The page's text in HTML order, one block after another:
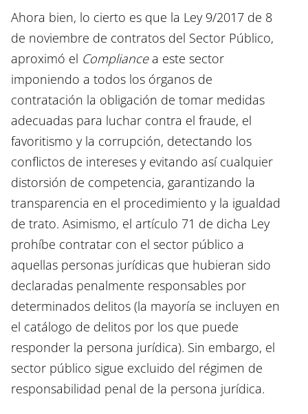
Ahora bien, lo cierto es que la Ley 9/2017 de 8
de noviembre de contratos del Sector Público,
aproximó el Compliancea este sector
imponiendo a todos los órganos de
contratación la obligación de tomar medidas
adecuadas para luchar contra el fraude, el
favoritismo y la corrupción, detectando los
conflictos de intereses y evitando así cualquier
distorsión de competencia, garantizando la
transparencia en el procedimiento y la igualdad
de trato. Asimismo, el artículo 71 de dicha Ley
prohíbe contratar con el sector público a
aquellas personas jurídicas que hubieran sido
declaradas penalmente responsables por
determinados delitos (la mayoría se incluyen en
el catálogo de delitos por los que puede
responder la persona jurídica). Sin embargo, el
sector público sigue excluido del régimen de
responsabilidad penal de la persona jurídica.